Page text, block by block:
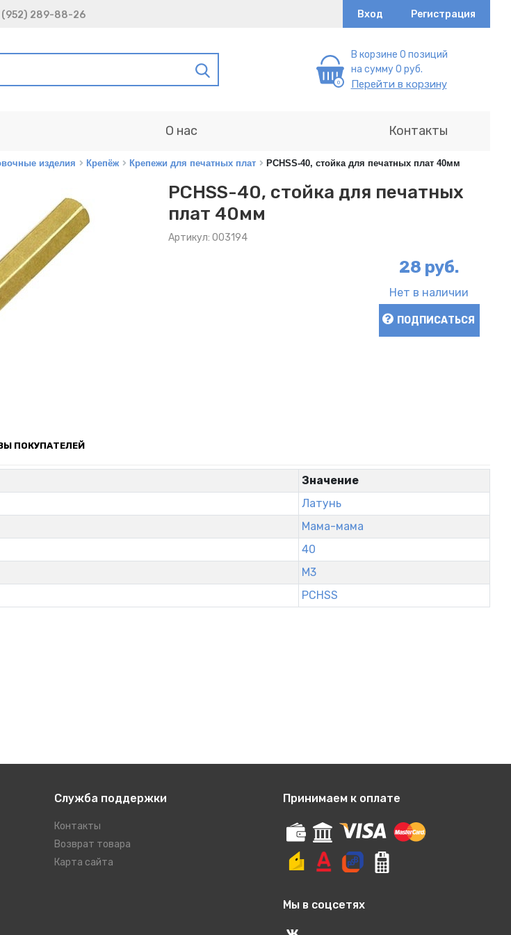
(952) 289-88-26 Вход Регистрация
В корзине 0 позиций
на сумму 0 руб.
Перейти в корзину
О нас Контакты
изделия Крепёж Крепежи для печатных плат PCHSS-40, стойка для печатных плат 40мм
PCHSS-40, стойка для печатных
плат 40мм
Артикул: 003194
28 руб.
Нет в наличии
ПОДПИСАТЬСЯ
ПОКУПАТЕЛЕЙ
Значение
Латунь
Мама-мама
40
М3
PCHSS
Служба поддержки
Контакты
Возврат товара
Карта сайта
Принимаем к оплате
Мы в соцсетях